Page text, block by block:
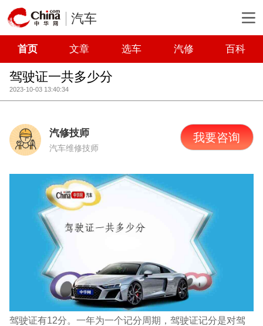
汽车
首页 文章 选车 汽修 百科
驾驶证一共多少分
2023-10-03 13:40:34
汽修技师
汽车维修技师
我要咨询
驾驶证有12分。一年为一个记分周期，驾驶证记分是对驾